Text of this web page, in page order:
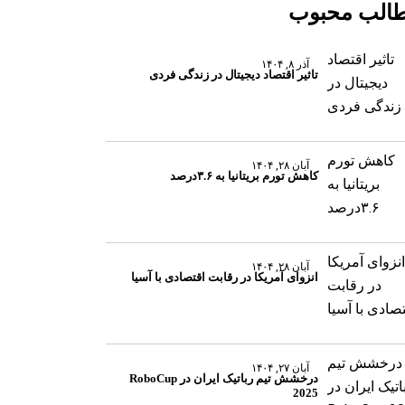
محبوب
آذر ۸, ۱۴۰۴
تاثیر اقتصاد دیجیتال در زندگی فردی
آبان ۲۸, ۱۴۰۴
کاهش تورم بریتانیا به ۳.۶درصد
آبان ۲۸, ۱۴۰۴
انزوای آمریکا در رقابت اقتصادی با آسیا
آبان ۲۷, ۱۴۰۴
درخشش تیم رباتیک ایران در RoboCup
2025